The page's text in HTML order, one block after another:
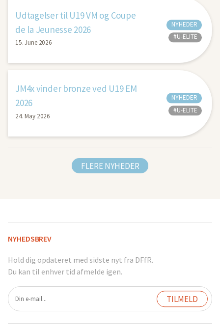
Udtagelser til U19 VM og Coupe
de la Jeunesse 2026
15. June 2026
NYHEDER
#U-ELITE
JM4x vinder bronze ved U19 EM
2026
24. May 2026
NYHEDER
#U-ELITE
FLERE NYHEDER
NYHEDSBREV
Hold dig opdateret med sidste nyt fra DFfR.
Du kan til enhver tid afmelde igen.